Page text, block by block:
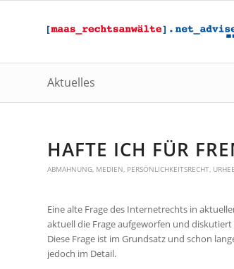
Aktuelles
HAFTE ICH FÜR
ABMAHNUNG, MEDIEN, PERSÖNLICHKEITSRECHT,
Eine alte Frage des Internetrechts in
aktuell die Frage aufgeworfen und
Diese Frage ist im Grundsatz und schon
jedoch im Detail.